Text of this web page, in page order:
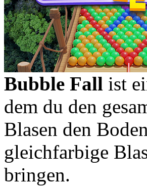
Bubble Fall ist
dem du den
Blasen den
gleichfarbige
bringen.